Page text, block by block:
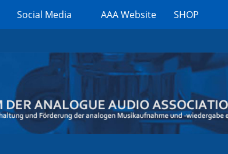
Social Media AAA Website SHOP